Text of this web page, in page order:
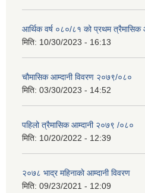
आर्थिक वर्ष ०८०/८१ को प्रथम
मिति: 10/30/2023 - 16:13
चौमासिक आम्दानी विवरण २०७९/०८०
मिति: 03/30/2023 - 14:52
पहिलो त्रैमासिक आम्दानी २०७९ /०८०
मिति: 10/20/2022 - 12:39
२०७८ भाद्र महिनाकाे आम्दानी विवरण
मिति: 09/23/2021 - 12:09